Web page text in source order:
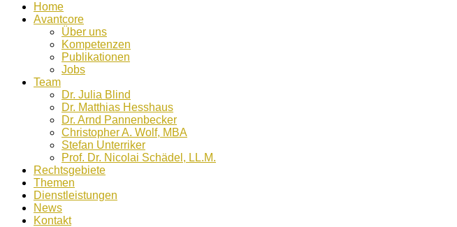
Home
Avantcore
Über uns
Kompetenzen
Publikationen
Jobs
Team
Dr. Julia Blind
Dr. Matthias Hesshaus
Dr. Arnd Pannenbecker
Christopher A. Wolf, MBA
Stefan Unterriker
Prof. Dr. Nicolai Schädel, LL.M.
Rechtsgebiete
Themen
Dienstleistungen
News
Kontakt